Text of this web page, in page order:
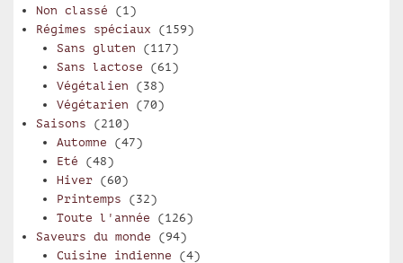
Non classé (1)
Régimes spéciaux (159)
Sans gluten (117)
Sans lactose (61)
Végétalien (38)
Végétarien (70)
Saisons (210)
Automne (47)
Eté (48)
Hiver(60)
Printemps (32)
Toute l'année (126)
Saveurs du monde (94)
Cuisine indienne (4)